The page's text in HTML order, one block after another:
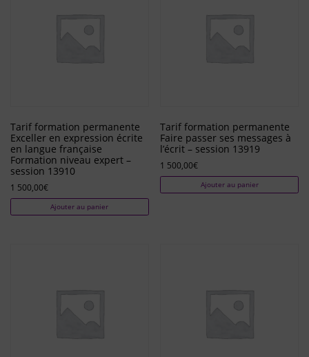
Tarif formation permanente
Exceller en expression écrite
en langue française
Formation niveau expert –
session 13910
1 500,00€
Ajouter au panier
Tarif formation permanente
Faire passer ses messages à
l’écrit – session 13919
1 500,00€
Ajouter au panier